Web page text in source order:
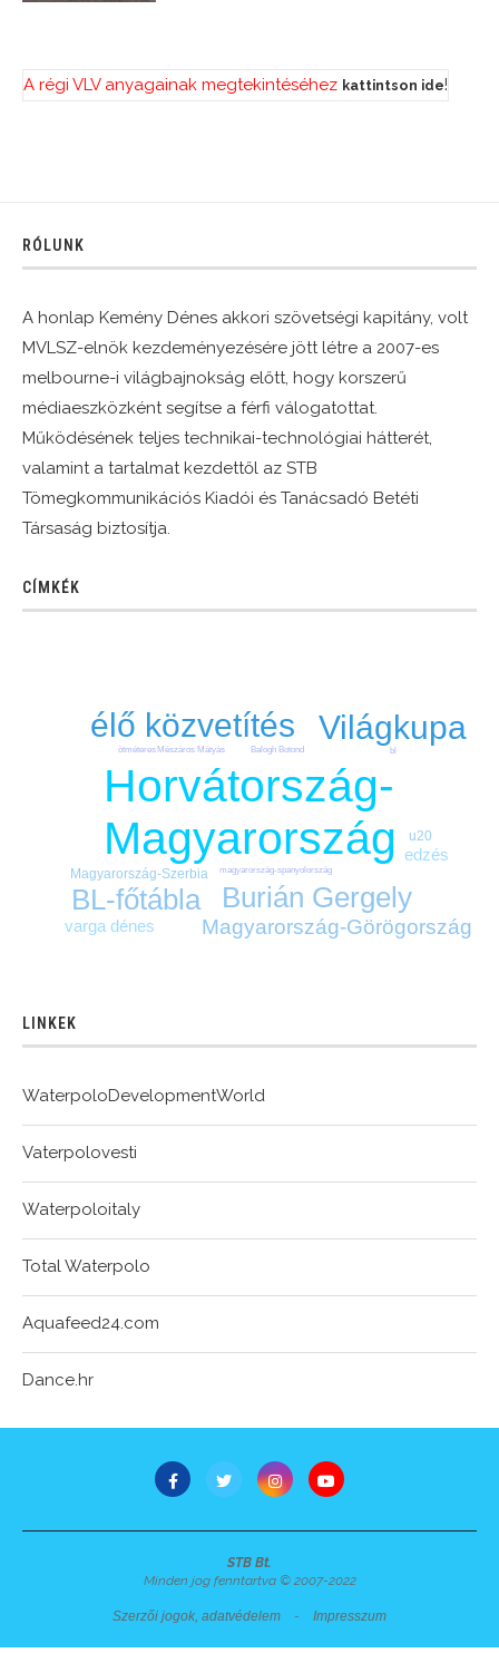
A régi VLV anyagainak megtekintéséhez kattintson ide!
RÓLUNK
A honlap Kemény Dénes akkori szövetségi kapitány, volt
MVLSZ-elnök kezdeményezésére jött létre a 2007-es
melbourne-i világbajnokság előtt, hogy korszerű
médiaeszközként segítse a férfi válogatottat.
Működésének teljes technikai-technológiai hátterét,
valamint a tartalmat kezdettől az STB
Tömegkommunikációs Kiadói és Tanácsadó Betéti
Társaság biztosítja.
CÍMKÉK
Horvátország-
Magyarország
Világkupa
élő közvetítés
BL-főtábla Burián Gergely
Magyarország-Görögország
edzés
varga dénes
Magyarország-Szerbia
u20
Balogh Botond bl
magyarország-spanyolország
Mészáros Mátyás
ötméteres
LINKEK
WaterpoloDevelopmentWorld
Vaterpolovesti
Waterpoloitaly
Total Waterpolo
Aquafeed24.com
Dance.hr
STB Bt.
Minden jog fenntartva © 2007-2022
Szerzői jogok, adatvédelem - Impresszum